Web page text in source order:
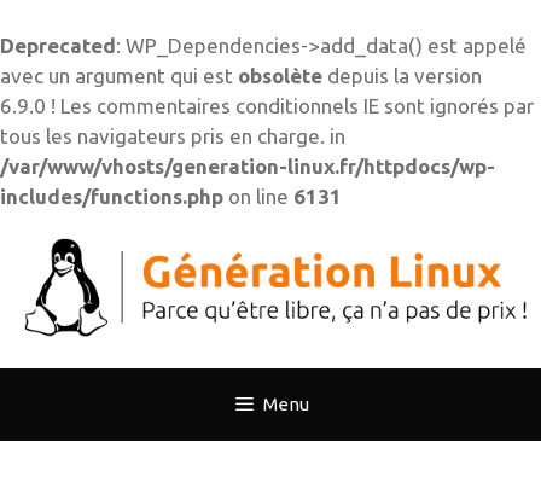
Deprecated: WP_Dependencies->add_data() est appelé
avec un argument qui est obsolète depuis la version
6.9.0 ! Les commentaires conditionnels IE sont ignorés par
tous les navigateurs pris en charge. in
/var/www/vhosts/generation-linux.fr/httpdocs/wp-
includes/functions.php on line 6131
contenu
Menu